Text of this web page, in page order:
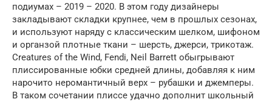
подиумах – 2019 – 2020. В этом году дизайнеры
закладывают складки крупнее, чем в прошлых сезонах,
и используют наряду с классическим шелком, шифоном
и органзой плотные ткани – шерсть, джерси, трикотаж.
Creatures of the Wind, Fendi, Neil Barrett обыгрывают
плиссированные юбки средней длины, добавляя к ним
нарочито неромантичный верх – рубашки и джемперы.
В таком сочетании плиссе удачно дополнит школьный